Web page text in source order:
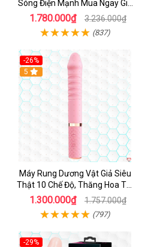
Sóng Điện Mạnh Mua Ngay Giá
Tốt
1.780.000₫ 3.236.000₫
(837)
-26%
Hot
5
Máy Rung Dương Vật Giả Siêu
Thật 10 Chế Độ, Thăng Hoa Tối
Ưu
1.300.000₫ 1.757.000₫
(797)
-29%